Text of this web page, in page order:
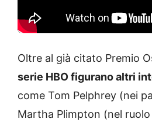
Oltre al già citato Premio
serie HBO figurano altri
come Tom Pelphrey (nei
Martha Plimpton (nel ruolo